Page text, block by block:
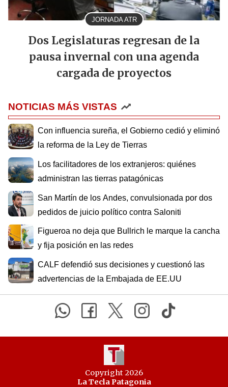
JORNADA ATR
Dos Legislaturas regresan de la
pausa invernal con una agenda
cargada de proyectos
NOTICIAS MÁS VISTAS
Con influencia sureña, el Gobierno cedió y eliminó
la reforma de la Ley de Tierras
Los facilitadores de los extranjeros: quiénes
administran las tierras patagónicas
San Martín de los Andes, convulsionada por dos
pedidos de juicio político contra Saloniti
Figueroa no deja que Bullrich le marque la cancha
y fija posición en las redes
CALF defendió sus decisiones y cuestionó las
advertencias de la Embajada de EE.UU
Copyright 2026
La Tecla Patagonia